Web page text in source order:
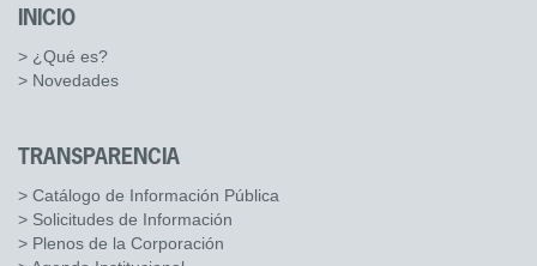
INICIO
> ¿Qué es?
> Novedades
TRANSPARENCIA
> Catálogo de Información Pública
> Solicitudes de Información
> Plenos de la Corporación